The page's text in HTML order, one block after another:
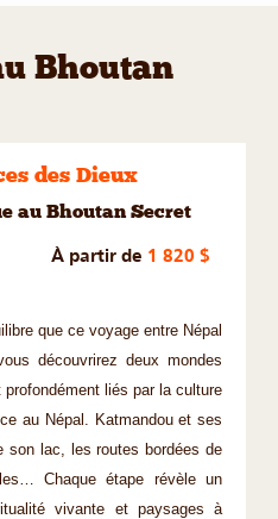
Bhoutan
des Dieux
au Bhoutan Secret
À partir de 1 820 $
que ce voyage entre Népal
découvrirez deux mondes
liés par la culture
au Népal. Katmandou et ses
son lac, les routes bordées de
Chaque étape révèle un
vivante et paysages à